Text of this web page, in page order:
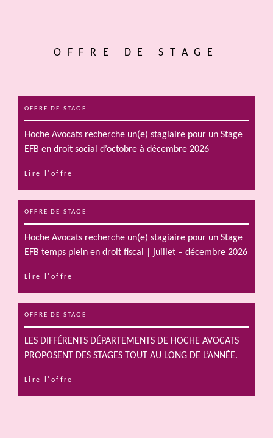
OFFRE DE STAGE
OFFRE DE STAGE
Hoche Avocats recherche un(e) stagiaire pour un Stage
EFB en droit social d’octobre à décembre 2026
Lire l'offre
OFFRE DE STAGE
Hoche Avocats recherche un(e) stagiaire pour un Stage
EFB temps plein en droit fiscal | juillet – décembre 2026
Lire l'offre
OFFRE DE STAGE
LES DIFFÉRENTS DÉPARTEMENTS DE HOCHE AVOCATS
PROPOSENT DES STAGES TOUT AU LONG DE L’ANNÉE.
Lire l'offre